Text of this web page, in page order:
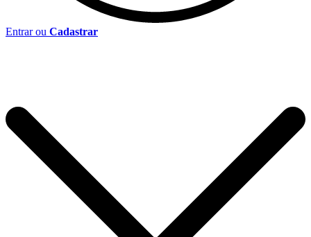
Entrar ou Cadastrar